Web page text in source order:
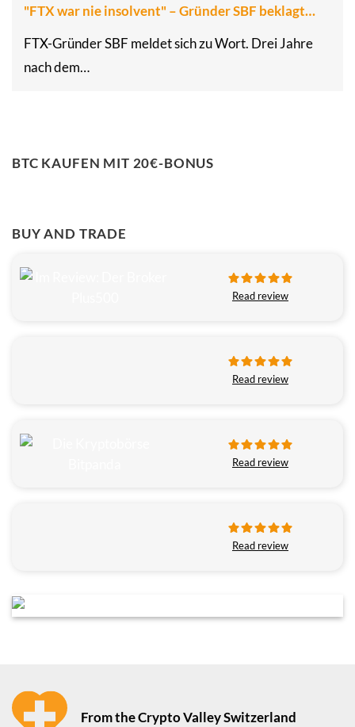
"FTX war nie insolvent" – Gründer SBF beklagt…
FTX-Gründer SBF meldet sich zu Wort. Drei Jahre
nach dem…
BTC KAUFEN MIT 20€-BONUS
BUY AND TRADE
Read review
Read review
Read review
Read review
From the Crypto Valley Switzerland